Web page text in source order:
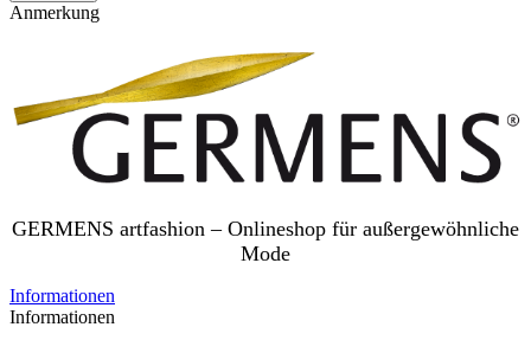
Anmerkung
GERMENS artfashion – Onlineshop für außergewöhnliche
Mode
Informationen
Informationen